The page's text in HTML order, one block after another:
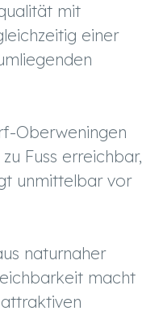
mit
einer
Oberweningen
Fuss erreichbar,
unmittelbar vor
naturnaher
macht